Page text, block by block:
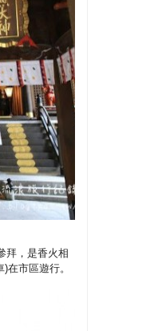
拜，是香火相
)在市區遊行。